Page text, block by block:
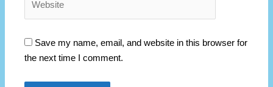
Save my name, email, and website in this browser for
the next time I comment.